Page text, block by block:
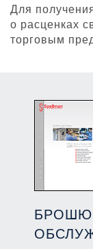
Для
о расценках
торговым